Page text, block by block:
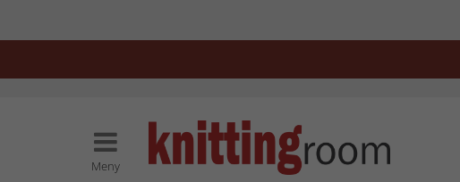
Meny